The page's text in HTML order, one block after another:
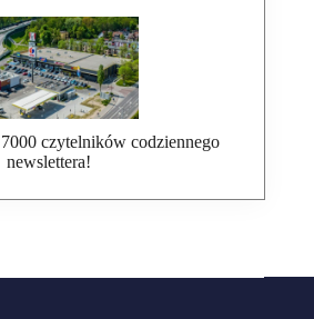
czytelników codziennego
newslettera!